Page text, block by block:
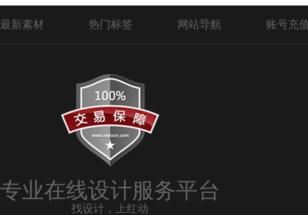
最新素材 热门标签 网站导航 账号充
专业在线设计服务平台
找设计，上红动